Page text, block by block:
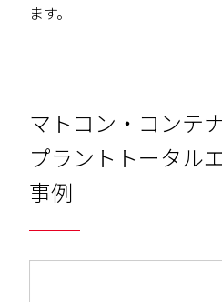
ます。
マトコン・コンテ
プラントトータル
事例